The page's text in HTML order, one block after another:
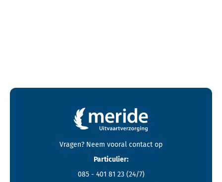
Contactgegevens en footer menu van Meride
Vragen? Neem vooral contact op
Particulier:
085 - 401 81 23 (24/7)